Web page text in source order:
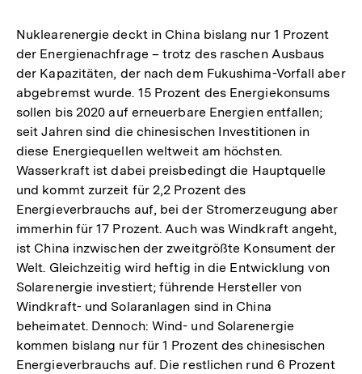
Nuklearenergie deckt in China bislang nur 1 Prozent
der Energienachfrage – trotz des raschen Ausbaus
der Kapazitäten, der nach dem Fukushima-Vorfall aber
abgebremst wurde. 15 Prozent des Energiekonsums
sollen bis 2020 auf erneuerbare Energien entfallen;
seit Jahren sind die chinesischen Investitionen in
diese Energiequellen weltweit am höchsten.
Wasserkraft ist dabei preisbedingt die Hauptquelle
und kommt zurzeit für 2,2 Prozent des
Energieverbrauchs auf, bei der Stromerzeugung aber
immerhin für 17 Prozent. Auch was Windkraft angeht,
ist China inzwischen der zweitgrößte Konsument der
Welt. Gleichzeitig wird heftig in die Entwicklung von
Solarenergie investiert; führende Hersteller von
Windkraft- und Solaranlagen sind in China
beheimatet. Dennoch: Wind- und Solarenergie
kommen bislang nur für 1 Prozent des chinesischen
Energieverbrauchs auf. Die restlichen rund 6 Prozent